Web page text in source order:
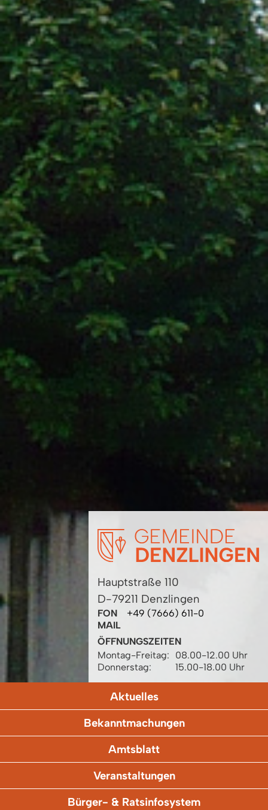
Hauptstraße 110
D-79211 Denzlingen
FON
+49 (7666) 611-0
MAIL
ÖFFNUNGSZEITEN
Montag-Freitag:
08.00-12.00 Uhr
Donnerstag:
15.00-18.00 Uhr
Aktuelles
Bekanntmachungen
Amtsblatt
Veranstaltungen
Bürger- & Ratsinfosystem